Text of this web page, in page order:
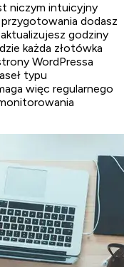
niczym intuicyjny
dodasz
godziny
każda złotówka
WordPressa
typu
więc regularnego